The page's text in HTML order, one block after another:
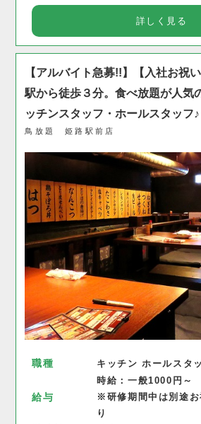
詳しく見る
【アルバイト急募!!】【入社お祝
駅から徒歩３分。食べ放題が人気
ッチンスタッフ・ホールスタッフ♪
鳥放題 姫路駅前店
職種 キッチン ホールスタ
給与
時給：一般1000円～
※研修期間中は別途
り